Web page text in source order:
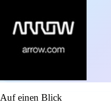
Auf einen Blick